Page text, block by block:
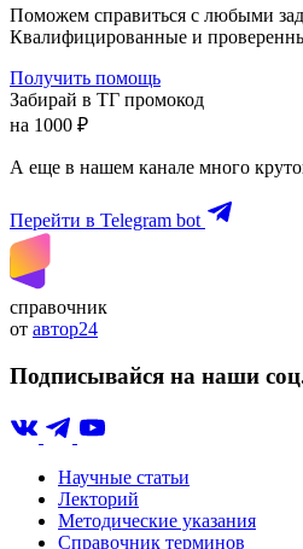
Поможем справиться с любыми
Квалифицированные и
Получить помощь
Забирай в ТГ промокод
на 1000 ₽
А еще в нашем канале много
Перейти в Telegram bot
справочник
от автор24
Подписывайся на наши
Научные статьи
Лекторий
Методические указания
Справочник терминов